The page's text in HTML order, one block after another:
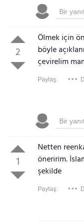
2
Ölmek için
böyle
çevirelim
Paylaş:
1
Netten
öneririm.
şekilde
Paylaş: